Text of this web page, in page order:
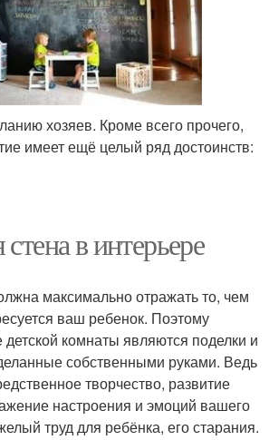
хозяев. Кроме всего прочего,
имеет ещё целый ряд достоинств:
в интерьере
максимально отражать то, чем
ваш ребенок. Поэтому
комнаты являются поделки и
собственными руками. Ведь
творчество, развитие
настроения и эмоций вашего
труд для ребёнка, его старания.